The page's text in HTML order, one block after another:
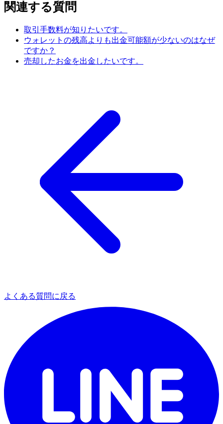
関連する質問
取引手数料が知りたいです。
ウォレットの残高よりも出金可能額が少ないのはなぜ
ですか？
売却したお金を出金したいです。
よくある質問に戻る